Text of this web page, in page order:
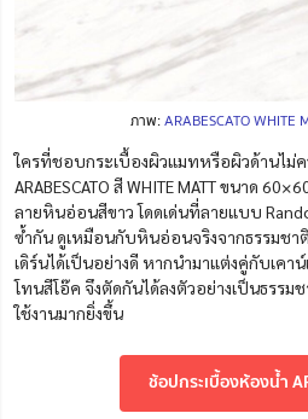
ภาพ:ARABESCATO WHITE
ใครที่ชอบกระเบื้องผิวแมทหรือผิวด้านไม่คว
ARABESCATO สี WHITE MATT ขนาด
ลายหินอ่อนสีขาว โดดเด่นที่ลายแบบ
ซ้ำกัน ดูเหมือนกับหินอ่อนจริงจากธรรมชา
เดิร์นได้เป็นอย่างดี หากนำมาแต่งคู่กับเคา
โทนสีโอ๊ค จึงตัดกันได้ลงตัวอย่างเป็นธรร
ใช้งานมากยิ่งขึ้น
ช้อปกระเบื้องห้องน้ำ